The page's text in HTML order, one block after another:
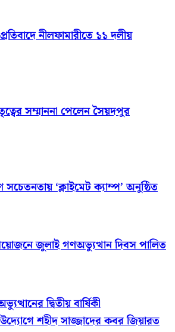
নীলফামারীতে ১১ দলীয়
সম্মাননা পেলেন সৈয়দপুর
সচেতনতায় ‘ক্লাইমেট ক্যাম্প’ অনুষ্ঠিত
জুলাই গণঅভ্যুত্থান দিবস পালিত
দ্বিতীয় বার্ষিকী
শহীদ সাজ্জাদের কবর জিয়ারত